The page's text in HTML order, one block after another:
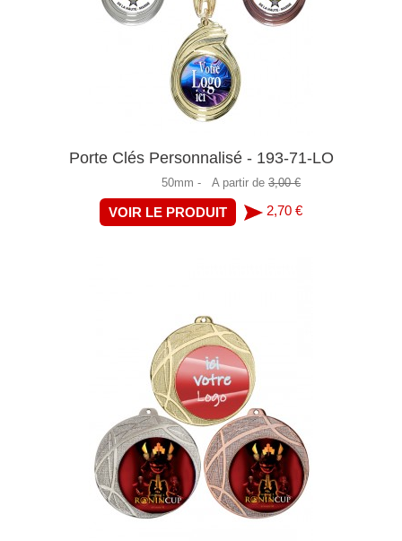
Porte Clés Personnalisé - 193-71-LO
50mm - A partir de 3,00 €
VOIR LE PRODUIT 2,70 €